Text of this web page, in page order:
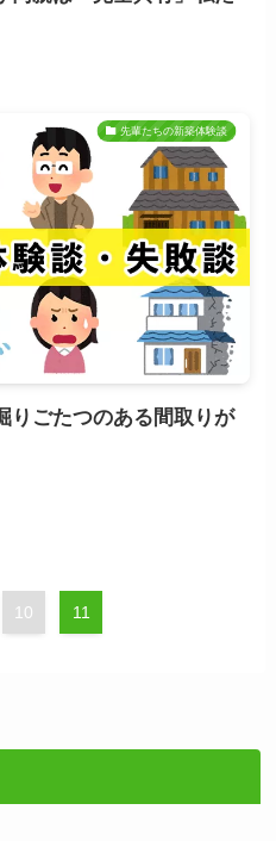
先輩たちの新築体験談
りごたつのある間取りが
10 11